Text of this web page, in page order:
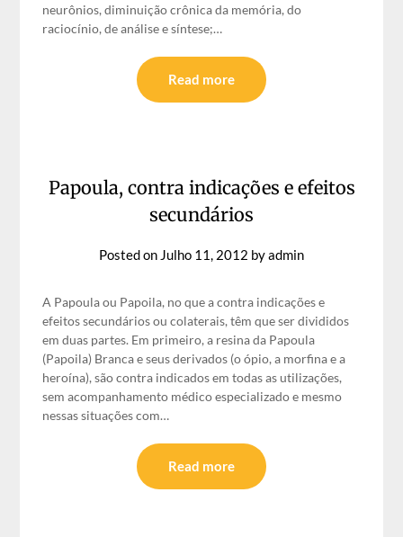
neurônios, diminuição crônica da memória, do
raciocínio, de análise e síntese;…
Read more
Papoula, contra indicações e efeitos
secundários
Posted on Julho 11, 2012 byadmin
A Papoula ou Papoila, no que a contra indicações e
efeitos secundários ou colaterais, têm que ser divididos
em duas partes. Em primeiro, a resina da Papoula
(Papoila) Branca e seus derivados (o ópio, a morfina e a
heroína), são contra indicados em todas as utilizações,
sem acompanhamento médico especializado e mesmo
nessas situações com…
Read more